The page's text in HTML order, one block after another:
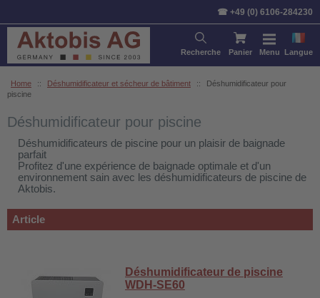
☎ +49 (0) 6106-284230
Recherche Panier Menu Langue
Home :: Déshumidificateur et sécheur de bâtiment ::
Déshumidificateur pour
piscine
Déshumidificateur pour piscine
Déshumidificateurs de piscine pour un plaisir de baignade
parfait
Profitez d'une expérience de baignade optimale et d'un
environnement sain avec les déshumidificateurs de piscine de
Aktobis.
Article
Article Prix
Déshumidificateur de piscine
WDH-SE60